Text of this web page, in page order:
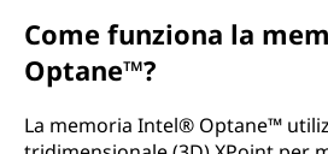
Come funziona la
Optane™?
La memoria Intel® Optane™